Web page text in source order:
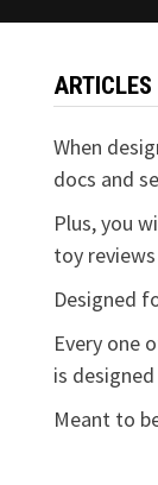
ARTICLES
When
docs and
Plus, you
toy
Designed
Every one
is
Meant to